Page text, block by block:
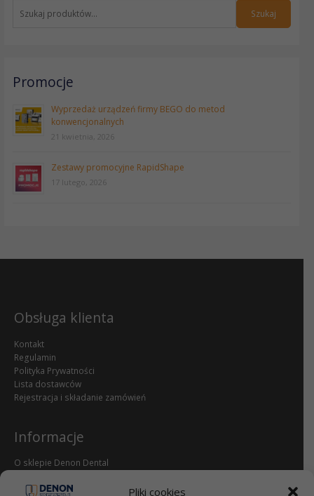
Pliki cookies
Szukaj
Promocje
Wyprzedaż urządzeń firmy BEGO do metod
konwencjonalnych
21 kwietnia, 2026
Zestawy promocyjne RapidShape
17 lutego, 2026
Obsługa klienta
Kontakt
Regulamin
Polityka Prywatności
Lista dostawców
Rejestracja i składanie zamówień
Informacje
O sklepie Denon Dental
dental.pl